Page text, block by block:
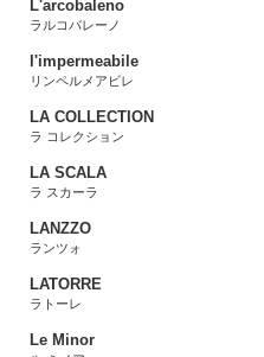
L'arcobaleno
ラルコバレーノ
l'impermeabile
リンペルメアビレ
LA COLLECTION
ラ コレクション
LA SCALA
ラ スカーラ
LANZZO
ランツォ
LATORRE
ラトーレ
Le Minor